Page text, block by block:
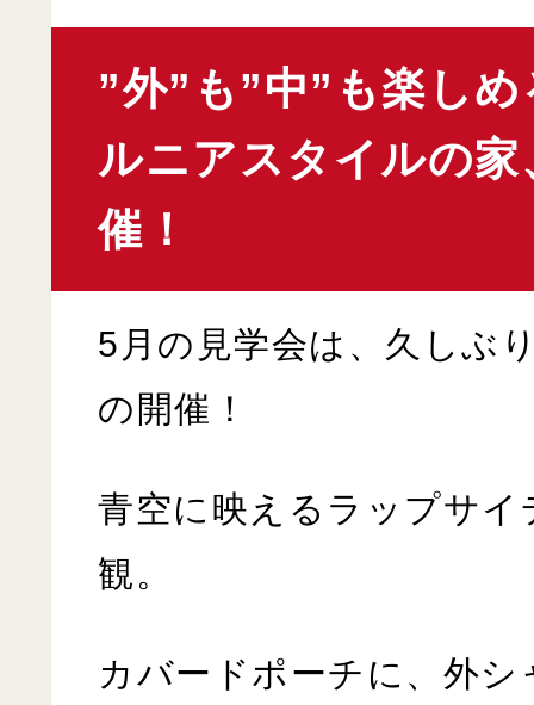
”外”も”中”も楽し
ルニアスタイルの家
催！
5月の見学会は、久しぶ
の開催！
青空に映えるラップサイ
観。
カバードポーチに、外シ